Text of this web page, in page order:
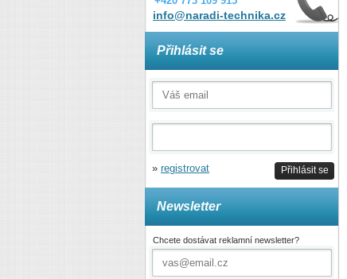
info@naradi-technika.cz
Přihlásit se
Přihlásit se
» registrovat
Newsletter
Chcete dostávat reklamní newsletter?